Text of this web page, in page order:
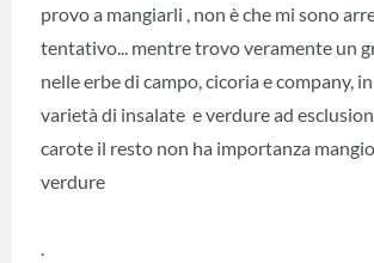
provo a mangiarli , non è che mi sono
tentativo... mentre trovo veramente un
nelle erbe di campo, cicoria e company,
varietà di insalate e verdure ad
carote il resto non ha importanza
verdure